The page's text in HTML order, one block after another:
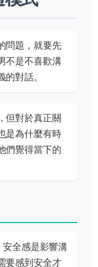
問題，就要先
不是不喜歡溝
對話。
但對於真正關
是為什麼有時
們覺得當下的
安全感是影響溝
要感到安全才